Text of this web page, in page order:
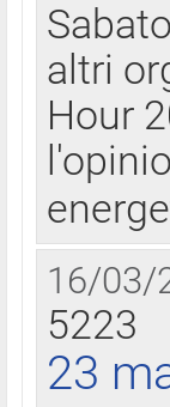
altri
Hour
16/03/
5223
23